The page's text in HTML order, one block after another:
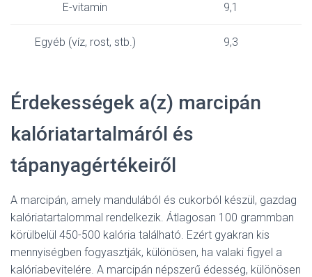
E-vitamin 9,1
Egyéb (víz, rost, stb.) 9,3
Érdekességek a(z) marcipán
kalóriatartalmáról és
tápanyagértékeiről
A marcipán, amely mandulából és cukorból készül, gazdag
kalóriatartalommal rendelkezik. Átlagosan 100 grammban
körülbelül 450-500 kalória található. Ezért gyakran kis
mennyiségben fogyasztják, különösen, ha valaki figyel a
kalóriabevitelére. A marcipán népszerű édesség, különösen